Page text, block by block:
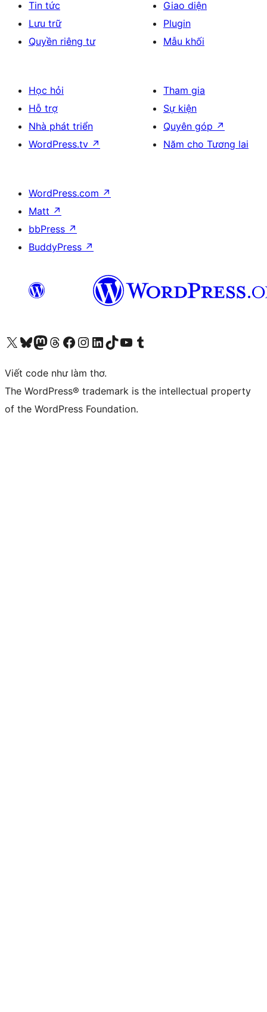
Tin tức
Lưu trữ
Quyền riêng tư
Giao diện
Plugin
Mẫu khối
Học hỏi
Hỗ trợ
Nhà phát triển
WordPress.tv ↗
Tham gia
Sự kiện
Quyên góp ↗
Năm cho Tương lai
WordPress.com ↗
Matt ↗
bbPress ↗
BuddyPress ↗
Truy cập tài khoản X (trước đây là Twitter) của chúng tôiVisit our Bluesky account
Visit our Mastodon account
Visit our Threads account
Xem trang Facebook của chúng tôiTruy cập tài khoản Instagram của chúng tôiTruy cập tài khoản LinkedIn của chúng tôiVisit our TikTok account
Truy cập kênh YouTube của chúng tôi Visit our Tumblr account
Viết code như làm thơ.
The WordPress® trademark is the intellectual property
of the WordPress Foundation.